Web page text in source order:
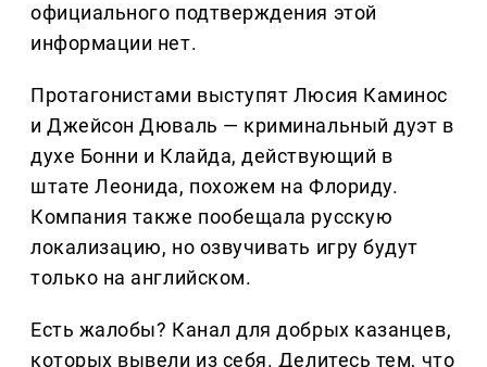
официального подтверждения этой
информации нет.
Протагонистами выступят Люсия Каминос
и Джейсон Дюваль — криминальный дуэт в
духе Бонни и Клайда, действующий в
штате Леонида, похожем на Флориду.
Компания также пообещала русскую
локализацию, но озвучивать игру будут
только на английском.
Есть жалобы? Канал для добрых казанцев,
которых вывели из себя. Делитеcь тем, что